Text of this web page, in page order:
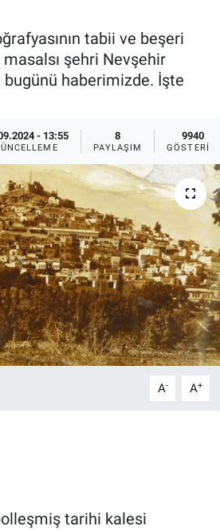
tabii ve beşeri
şehri Nevşehir
haberimizde. İşte
- 13:55 8
PAYLAŞIM
9940
GÖSTERIM
A- A+
tarihi kalesi